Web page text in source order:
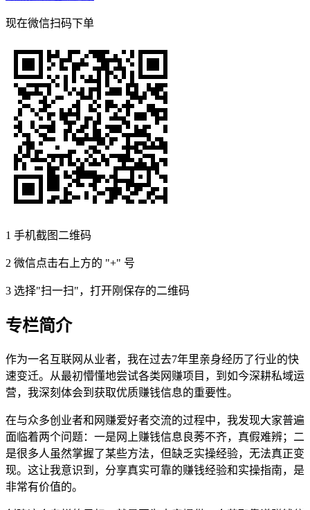
现在微信扫码下单
1 手机截图二维码
2 微信点击右上方的 "+" 号
3 选择"扫一扫"，打开刚保存的二维码
专栏简介
作为一名互联网从业者，我在过去7年里亲身经历了行业的快
速变迁。从最初懵懂地尝试各类网赚项目，到如今深耕私域运
营，我深刻体会到获取优质赚钱信息的重要性。
在与众多创业者和网赚爱好者交流的过程中，我发现大家普遍
面临着两个问题：一是网上赚钱信息良莠不齐，真假难辨；二
是很多人虽然掌握了某些方法，但缺乏实操经验，无法真正变
现。这让我意识到，分享真实可靠的赚钱经验和实操指南，是
非常有价值的。